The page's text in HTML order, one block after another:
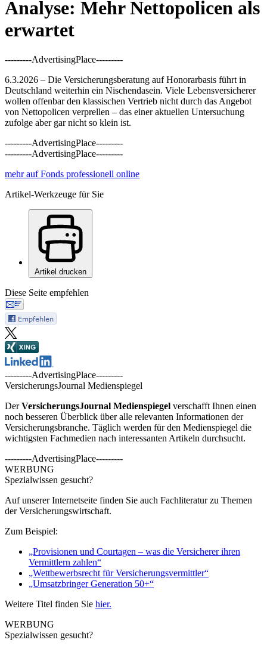
Analyse: Mehr Nettopolicen als
erwartet
---------AdvertisingPlace---------
6.3.2026 – Die Versicherungsberatung auf Honorarbasis führt in
Deutschland weiterhin ein Nischendasein. Viele Lebensversicherer
wollen offenbar den klassischen Vertrieb nicht durch das Angebot
von Nettopolicen verprellen – das einer aktuellen Untersuchung
zufolge aber gar nicht so klein ist.
---------AdvertisingPlace---------
---------AdvertisingPlace---------
mehr auf Fonds professionell online
Artikel-Werkzeuge für Sie
Artikel drucken
Diese Seite empfehlen
---------AdvertisingPlace---------
VersicherungsJournal Medienspiegel
DerVersicherungsJournal Medienspiegel verschafft Ihnen einen
noch besseren Überblick über alle relevanten Informationen der
Versicherungsbranche. Täglich werden für den Medienspiegel die
wichtigsten Fachmedien nach interessanten Artikeln durchsucht.
---------AdvertisingPlace---------
WERBUNG
Spezialwissen gesucht?
Auf unserer Internetseite finden Sie auch Fachliteratur zu Themen
der Versicherungswirtschaft.
Zum Beispiel:
„Provisionen und Courtagen – was die Versicherer ihren
Vermittlern zahlen“
„Wettbewerbsrecht für Versicherungsvermittler“
„Umsatzbringer Generation 50+“
Weitere Titel finden Sie hier.
WERBUNG
Spezialwissen gesucht?